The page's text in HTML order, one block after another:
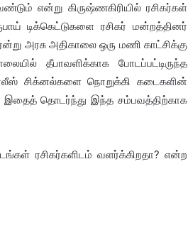
என்று கிருஷ்ணகிரியில் ரசிகர்கள்
டிக்கெட்டுகளை ரசிகர் மன்றத்தினர்
அரசு அதிகாலை ஒரு மணி காட்சிக்கு
தீபாவளிக்காக போடப்பட்டிருந்த
சிக்னல்களை நொறுக்கி கடைகளின்
இதைத் தொடர்ந்து இந்த சம்பவத்திற்காக
ரசிகர்களிடம் வளர்க்கிறதா? என்ற